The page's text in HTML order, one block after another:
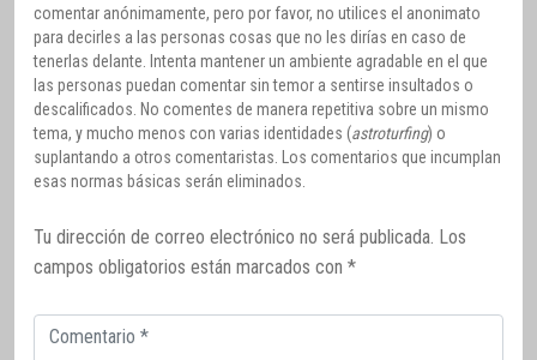
comentar anónimamente, pero por favor, no utilices el anonimato
para decirles a las personas cosas que no les dirías en caso de
tenerlas delante. Intenta mantener un ambiente agradable en el que
las personas puedan comentar sin temor a sentirse insultados o
descalificados. No comentes de manera repetitiva sobre un mismo
tema, y mucho menos con varias identidades (astroturfing) o
suplantando a otros comentaristas. Los comentarios que incumplan
esas normas básicas serán eliminados.
Tu dirección de correo electrónico no será publicada. Los
campos obligatorios están marcados con *
Comentario